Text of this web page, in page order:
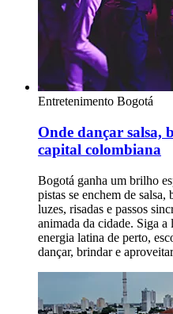
Entretenimento Bogotá
Onde dançar salsa,
capital colombiana
Bogotá ganha um brilho
pistas se enchem de
luzes, risadas e passos
animada da cidade. Siga a
energia latina de perto,
dançar, brindar e